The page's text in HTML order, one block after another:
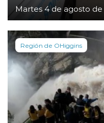
Martes 4 de agosto de
Región de OHiggins